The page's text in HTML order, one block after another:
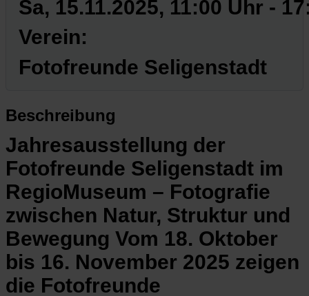
Sa, 15.11.2025, 11:00 Uhr -
Verein:
Fotofreunde Seligenstadt
Beschreibung
Jahresausstellung der
Fotofreunde Seligenstadt im
RegioMuseum – Fotografie
zwischen Natur, Struktur und
Bewegung Vom 18. Oktober
bis 16. November 2025 zeigen
die Fotofreunde